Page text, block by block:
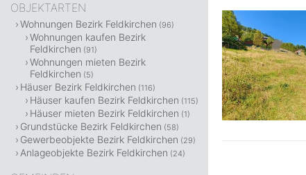
OBJEKTARTEN
Wohnungen Bezirk Feldkirchen (96)
Wohnungen kaufen Bezirk
Feldkirchen (91)
Wohnungen mieten Bezirk
Feldkirchen (5)
Häuser Bezirk Feldkirchen (116)
Häuser kaufen Bezirk Feldkirchen (115)
Häuser mieten Bezirk Feldkirchen (1)
Grundstücke Bezirk Feldkirchen (58)
Gewerbeobjekte Bezirk Feldkirchen (29)
Anlageobjekte Bezirk Feldkirchen (24)